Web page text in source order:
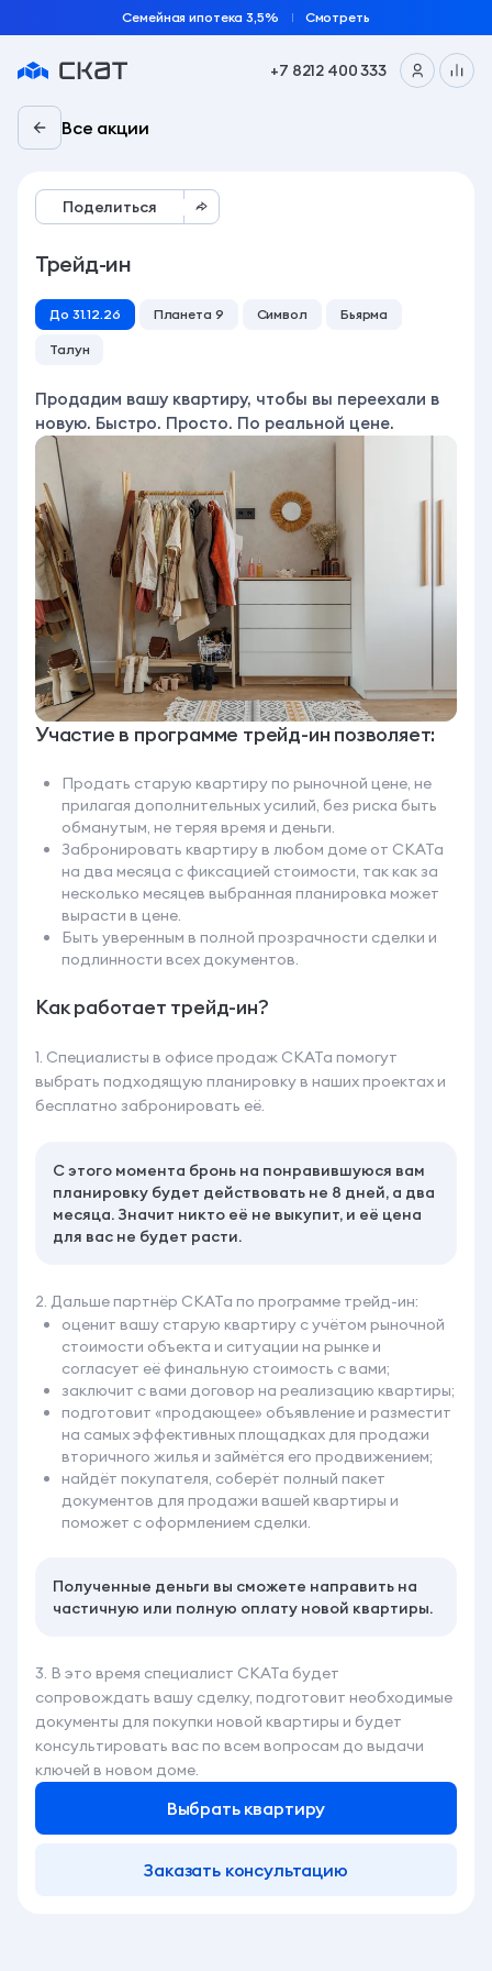
Семейная ипотека 3,5% Смотреть
+7 8212 400 333
Все акции
Поделиться
Трейд-ин
До 31.12.26 Планета 9 Символ Бьярма
Талун
Продадим вашу квартиру, чтобы вы переехали в
новую. Быстро. Просто. По реальной цене.
Участие в программе трейд-ин позволяет:
Продать старую квартиру по рыночной цене, не
прилагая дополнительных усилий, без риска быть
обманутым, не теряя время и деньги.
Забронировать квартиру в любом доме от СКАТа
на два месяца с фиксацией стоимости, так как за
несколько месяцев выбранная планировка может
вырасти в цене.
Быть уверенным в полной прозрачности сделки и
подлинности всех документов.
Как работает трейд-ин?
1. Специалисты в офисе продаж СКАТа помогут
выбрать подходящую планировку в наших проектах и
бесплатно забронировать её.
С этого момента бронь на понравившуюся вам
планировку будет действовать не 8 дней, а два
месяца. Значит никто её не выкупит, и её цена
для вас не будет расти.
2. Дальше партнёр СКАТа по программе трейд-ин:
оценит вашу старую квартиру с учётом рыночной
стоимости объекта и ситуации на рынке и
согласует её финальную стоимость с вами;
заключит с вами договор на реализацию квартиры;
подготовит «продающее» объявление и разместит
на самых эффективных площадках для продажи
вторичного жилья и займётся его продвижением;
найдёт покупателя, соберёт полный пакет
документов для продажи вашей квартиры и
поможет с оформлением сделки.
Полученные деньги вы сможете направить на
частичную или полную оплату новой квартиры.
3. В это время специалист СКАТа будет
сопровождать вашу сделку, подготовит необходимые
документы для покупки новой квартиры и будет
консультировать вас по всем вопросам до выдачи
ключей в новом доме.
Выбрать квартиру
Заказать консультацию